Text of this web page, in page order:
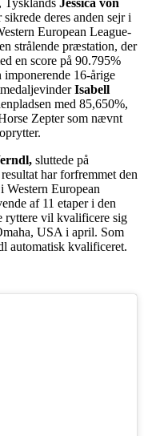
Tysklands Jessica von
deres anden sejr i
European League-
strålende præstation, der
en score på 90.795%
imponerende 16-årige
Isabell
med 85,650%,
Zepter som nævnt
sluttede på
har forfremmet den
Western European
af 11 etaper i den
ryttere vil kvalificere sig
USA i april. Som
automatisk kvalificeret.